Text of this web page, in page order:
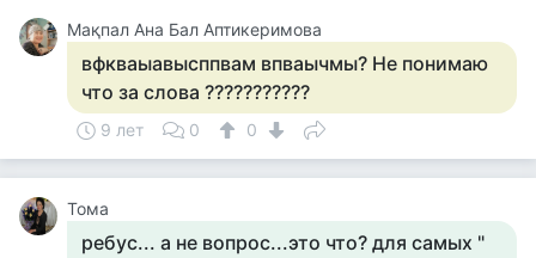
Мақпал Ана Бал Аптикеримова
вфкваыавысппвам впваычмы? Не понимаю
что за слова ???????????
9 лет 0 0
Тома
ребус... а не вопрос...это что? для самых "